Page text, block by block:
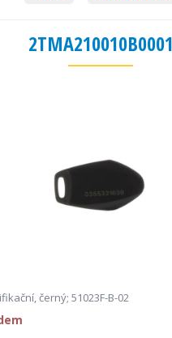
2TMA210010B0001
černý; 51023F-B-02